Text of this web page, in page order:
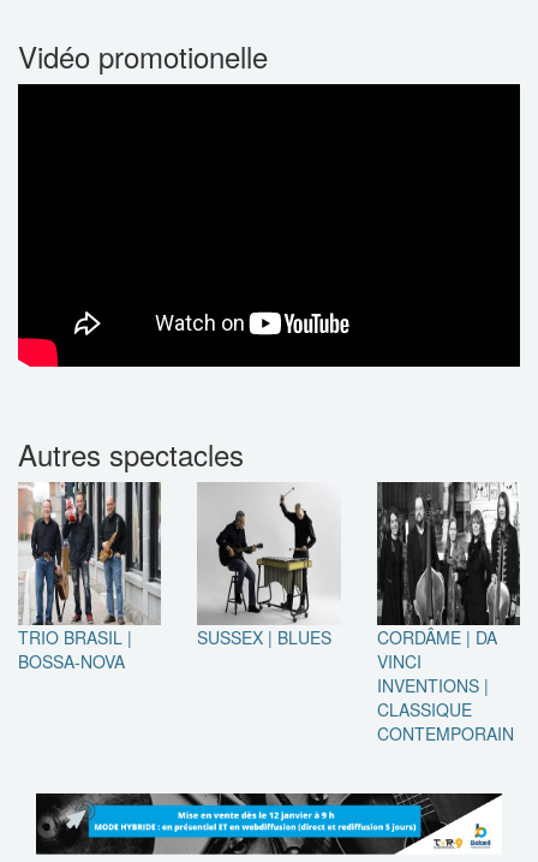
Vidéo promotionelle
Autres spectacles
TRIO BRASIL |
BOSSA-NOVA
SUSSEX | BLUES
CORDÂME | DA
VINCI
INVENTIONS |
CLASSIQUE
CONTEMPORAIN